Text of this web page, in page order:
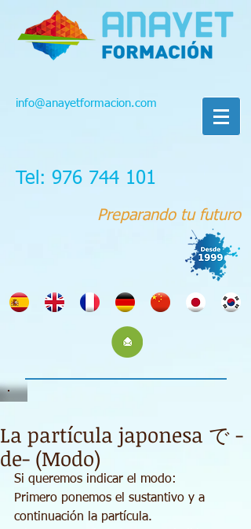
info@anayetformacion.com
Tel: 976 744 101
Preparando tu futuro
La partícula japonesa で -
de- (Modo)
Si queremos indicar el modo:
Primero ponemos el sustantivo y a
continuación la partícula.